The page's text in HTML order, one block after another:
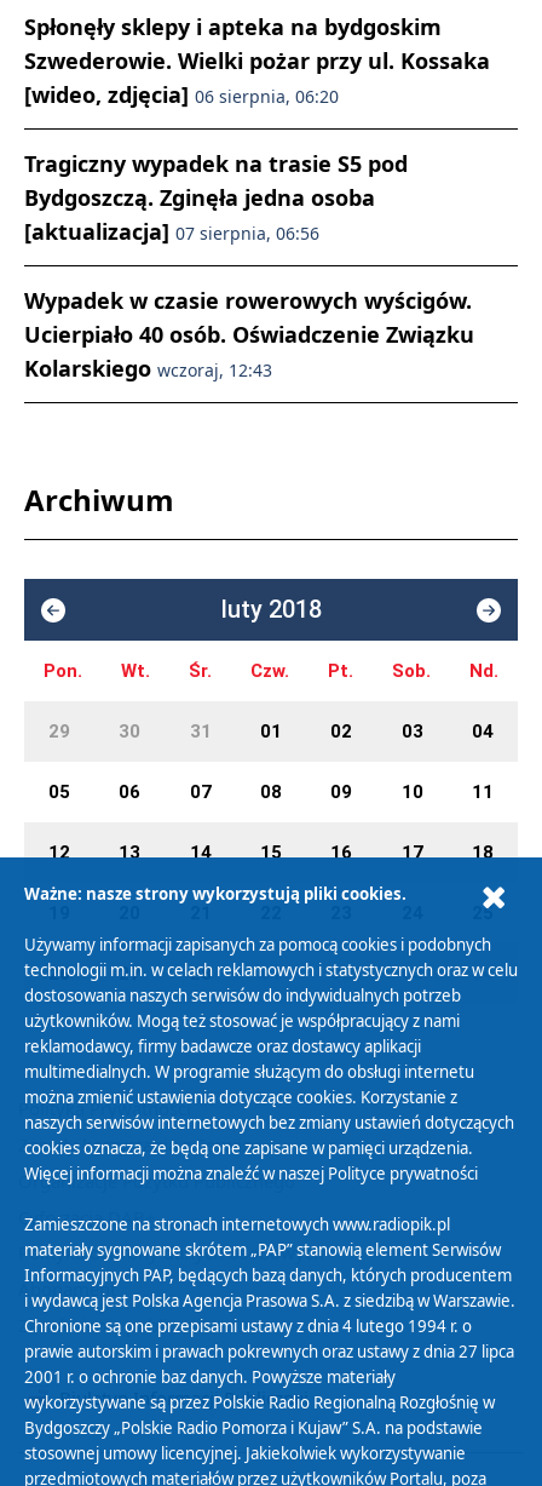
Spłonęły sklepy i apteka na bydgoskim
Szwederowie. Wielki pożar przy ul. Kossaka
[wideo, zdjęcia] 06 sierpnia, 06:20
Tragiczny wypadek na trasie S5 pod
Bydgoszczą. Zginęła jedna osoba
[aktualizacja] 07 sierpnia, 06:56
Wypadek w czasie rowerowych wyścigów.
Ucierpiało 40 osób. Oświadczenie Związku
Kolarskiego wczoraj, 12:43
Archiwum
luty 2018
Pon. Wt. Śr. Czw. Pt. Sob. Nd.
29 30 31 01 02 03 04
05 06 07 08 09 10 11
12 13 14 15 16 17 18
25
26 27 28 01 02 03 04
Polityka Prywatności
Zasady korzystania z Serwisu
Organizacje Pożytku Publicznego
Cyfryzacja DAB+
Polityka ochrony danych osobowych
Abonament
Zamówienia publiczne
Biuletyn Informacji Publicznej
Ważne: nasze strony wykorzystują pliki cookies.
Używamy informacji zapisanych za pomocą cookies i podobnych
technologii m.in. w celach reklamowych i statystycznych oraz w celu
dostosowania naszych serwisów do indywidualnych potrzeb
użytkowników. Mogą też stosować je współpracujący z nami
reklamodawcy, firmy badawcze oraz dostawcy aplikacji
multimedialnych. W programie służącym do obsługi internetu
można zmienić ustawienia dotyczące cookies. Korzystanie z
naszych serwisów internetowych bez zmiany ustawień dotyczących
cookies oznacza, że będą one zapisane w pamięci urządzenia.
Więcej informacji można znaleźć w naszej Polityce prywatności
Zamieszczone na stronach internetowych www.radiopik.pl
materiały sygnowane skrótem „PAP” stanowią element Serwisów
Informacyjnych PAP, będących bazą danych, których producentem
i wydawcą jest Polska Agencja Prasowa S.A. z siedzibą w Warszawie.
Chronione są one przepisami ustawy z dnia 4 lutego 1994 r. o
prawie autorskim i prawach pokrewnych oraz ustawy z dnia 27 lipca
2001 r. o ochronie baz danych. Powyższe materiały
wykorzystywane są przez Polskie Radio Regionalną Rozgłośnię w
Bydgoszczy „Polskie Radio Pomorza i Kujaw” S.A. na podstawie
stosownej umowy licencyjnej. Jakiekolwiek wykorzystywanie
przedmiotowych materiałów przez użytkowników Portalu, poza